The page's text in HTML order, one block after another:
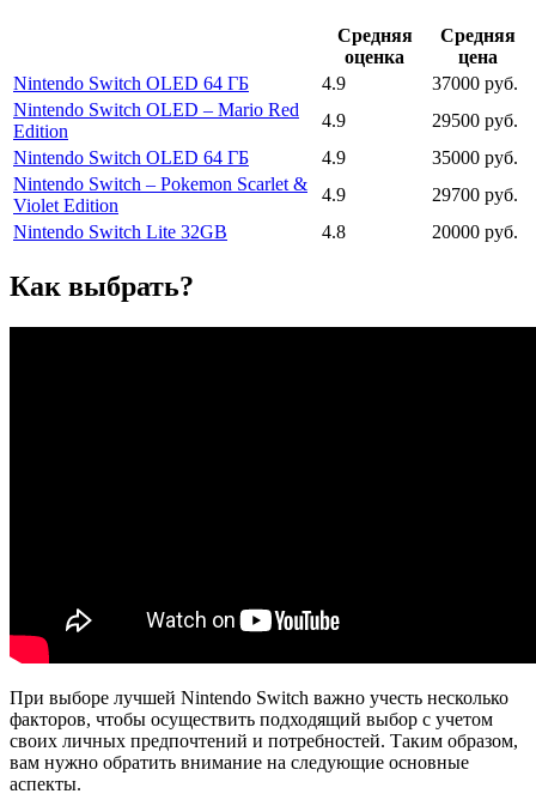
Средняя
оценка
Средняя
цена
Nintendo Switch OLED 64 ГБ
4.9
37000 руб.
Nintendo Switch OLED – Mario Red
Edition
4.9
29500 руб.
Nintendo Switch OLED 64 ГБ
4.9
35000 руб.
Nintendo Switch – Pokemon Scarlet &
Violet Edition
4.9
29700 руб.
Nintendo Switch Lite 32GB
4.8 20000 руб.
Как выбрать?
При выборе лучшей Nintendo Switch важно учесть несколько
факторов, чтобы осуществить подходящий выбор с учетом
своих личных предпочтений и потребностей. Таким образом,
вам нужно обратить внимание на следующие основные
аспекты.